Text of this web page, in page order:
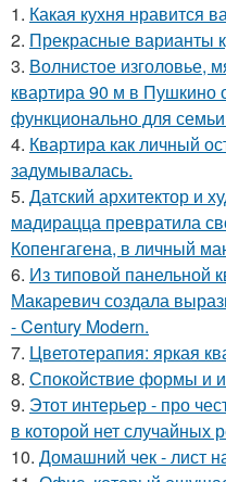
1. Какая кухня нравится
2. Прекрасные варианты
3. Волнистое изголовье,
квартира 90 м в Пушкино
функционально для
4. Квартира как личный
задумывалась.
5. Датский архитектор и
мадирацца превратила
Копенгагена, в личный
6. Из типовой панельной
Макаревич создала
- Century Modern.
7. Цветотерапия: яркая
8. Спокойствие формы и
9. Этот интерьер - про
в которой нет случайных
10. Домашний чек - лист